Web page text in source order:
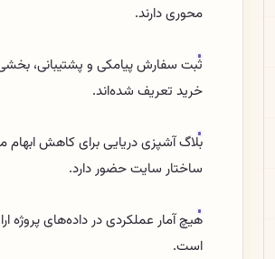
محوری دارند.
ثبت سفارش پیامکی و پشتیبانی،
خرید تعریف شده‌اند.
بلاگ آشپزی دریایی برای کاهش
ساختار سایت حضور دارد.
هیچ آمار عملکردی در داده‌های پروژه
است.